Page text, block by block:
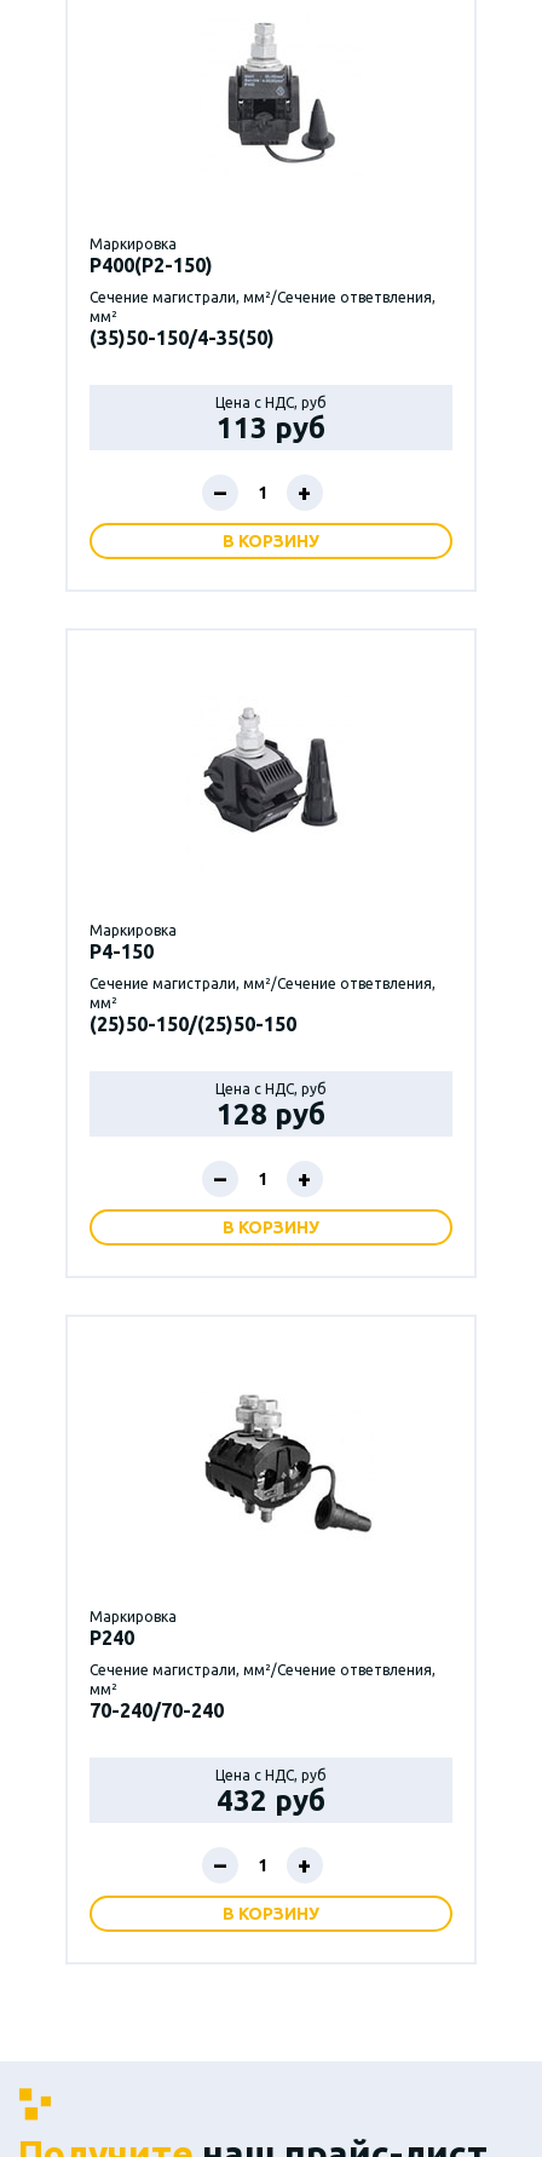
Маркировка
P400(Р2-150)
Сечение магистрали, мм²/Сечение ответвления,
мм²
(35)50-150/4-35(50)
Цена с НДС, руб
113 руб
– +
В КОРЗИНУ
Маркировка
P4-150
Сечение магистрали, мм²/Сечение ответвления,
мм²
(25)50-150/(25)50-150
Цена с НДС, руб
128 руб
– +
В КОРЗИНУ
Маркировка
P240
Сечение магистрали, мм²/Сечение ответвления,
мм²
70-240/70-240
Цена с НДС, руб
432 руб
– +
В КОРЗИНУ